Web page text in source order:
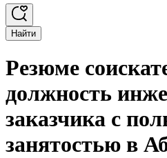
Найти
Резюме
должность
заказчика с
занятостью в